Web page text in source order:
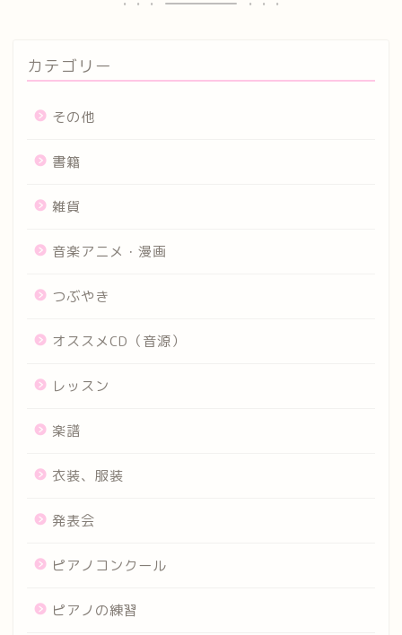
カテゴリー
その他
書籍
雑貨
音楽アニメ・漫画
つぶやき
オススメCD（音源）
レッスン
楽譜
衣装、服装
発表会
ピアノコンクール
ピアノの練習